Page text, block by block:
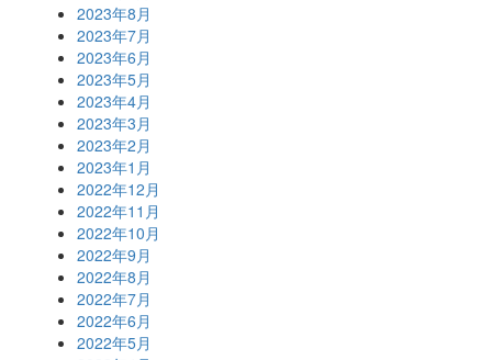
2023年8月
2023年7月
2023年6月
2023年5月
2023年4月
2023年3月
2023年2月
2023年1月
2022年12月
2022年11月
2022年10月
2022年9月
2022年8月
2022年7月
2022年6月
2022年5月